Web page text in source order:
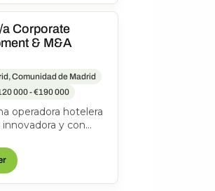
Corporate
& M&A
Comunidad de Madrid
000 - €190 000
operadora hotelera
innovadora y con
consolidado una